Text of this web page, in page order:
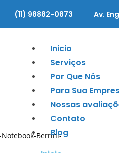
(11) 98882-0873 Av.
Inicio
Serviços
Por Que Nós
Para Sua
Nossas
Contato
Blog